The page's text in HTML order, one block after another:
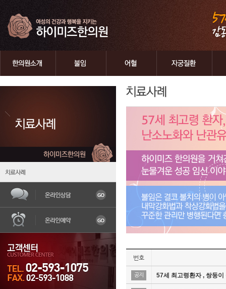
번호
공지 57세 최고령환자 , 쌍둥